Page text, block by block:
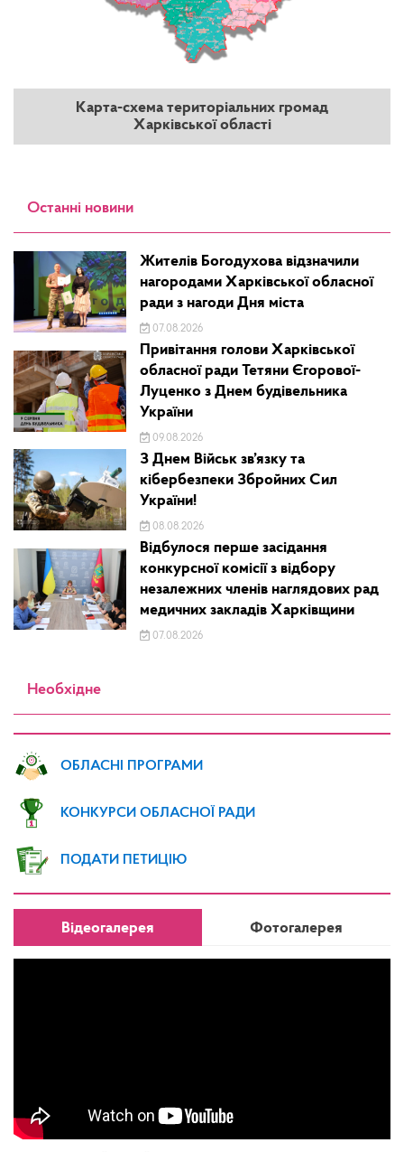
Карта-схема територіальних громад
Харківської області
Останні новини
Жителів Богодухова відзначили
нагородами Харківської обласної
ради з нагоди Дня міста
07.08.2026
Привітання голови Харківської
обласної ради Тетяни Єгорової-
Луценко з Днем будівельника
України
09.08.2026
З Днем Військ зв’язку та
кібербезпеки Збройних Сил
України!
08.08.2026
Відбулося перше засідання
конкурсної комісії з відбору
незалежних членів наглядових рад
медичних закладів Харківщини
07.08.2026
Необхідне
ОБЛАСНІ ПРОГРАМИ
КОНКУРСИ ОБЛАСНОЇ РАДИ
ПОДАТИ ПЕТИЦІЮ
Відеогалерея Фотогалерея